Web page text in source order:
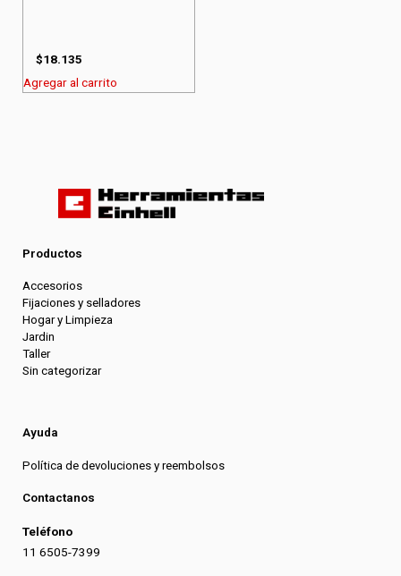
$18.135
Agregar al carrito
Productos
Accesorios
Fijaciones y selladores
Hogar y Limpieza
Jardin
Taller
Sin categorizar
Ayuda
Política de devoluciones y reembolsos
Contactanos
Teléfono
11 6505-7399